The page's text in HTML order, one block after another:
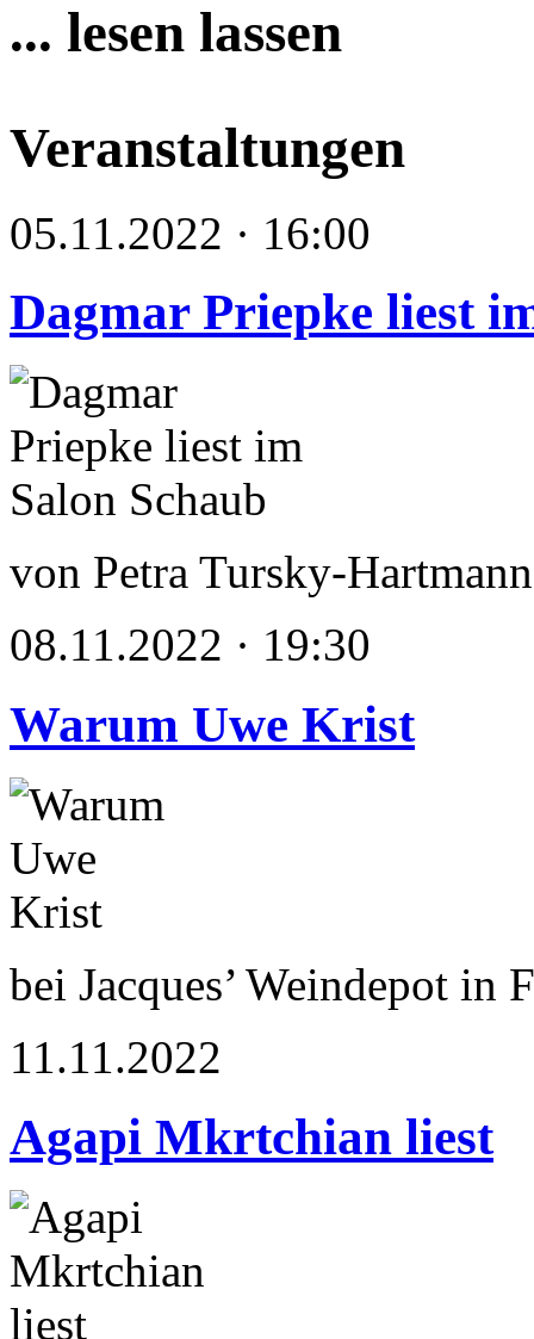
... lesen lassen
Veranstaltungen
05.11.2022 · 16:00
Dagmar Priepke liest
von Petra Tursky-
08.11.2022 · 19:30
Warum Uwe Krist
bei Jacques’ Weindepot in
11.11.2022
Agapi Mkrtchian liest